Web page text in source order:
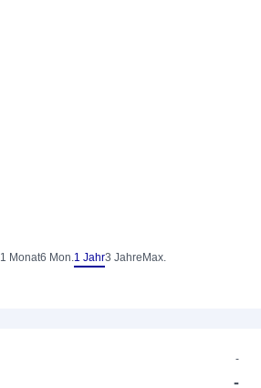
1 Monat6 Mon.1 Jahr3 Jahre Max.
-
-